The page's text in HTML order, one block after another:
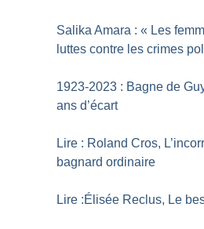
Salika Amara : « Les
luttes contre les crimes
1923-2023 : Bagne de
ans d’écart
Lire : Roland Cros,
bagnard ordinaire
Lire :Élisée Reclus, Le